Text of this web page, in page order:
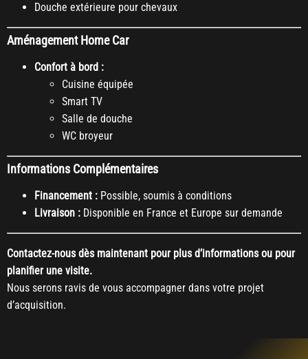
Douche extérieure pour chevaux
Aménagement Home Car
Confort à bord :
Cuisine équipée
Smart TV
Salle de douche
WC broyeur
Informations Complémentaires
Financement : Possible, soumis à conditions
Livraison : Disponible en France et Europe sur demande
Contactez-nous dès maintenant pour plus d’informations ou pour
planifier une visite.
Nous serons ravis de vous accompagner dans votre projet
d’acquisition.